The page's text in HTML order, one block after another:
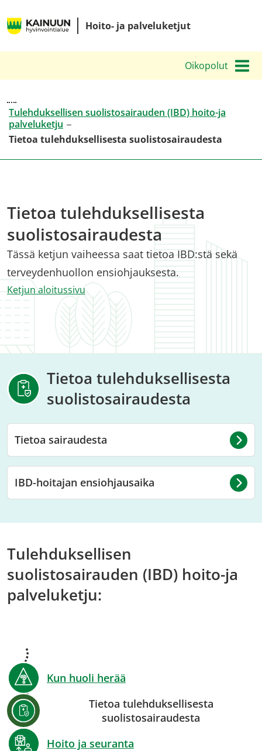
sisältöön
Oikopolut
Kainuun
Hoito- ja palveluketjut
Tulehduksellisen suolistosairauden (IBD) hoito-ja
palveluketju
Tietoa tulehduksellisesta suolistosairaudesta
Tietoa tulehduksellisesta
suolistosairaudesta
Tässä ketjun vaiheessa saat tietoa IBD:stä sekä
terveydenhuollon ensiohjauksesta.
Ketjun aloitussivu
Tietoa tulehduksellisesta
suolistosairaudesta
Tietoa sairaudesta
IBD-hoitajan ensiohjausaika
Tulehduksellisen
suolistosairauden (IBD) hoito-ja
palveluketju:
Kun huoli herää
Tietoa tulehduksellisesta
suolistosairaudesta
Hoito ja seuranta